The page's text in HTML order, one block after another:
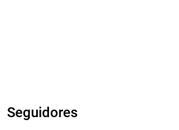
Seguidores